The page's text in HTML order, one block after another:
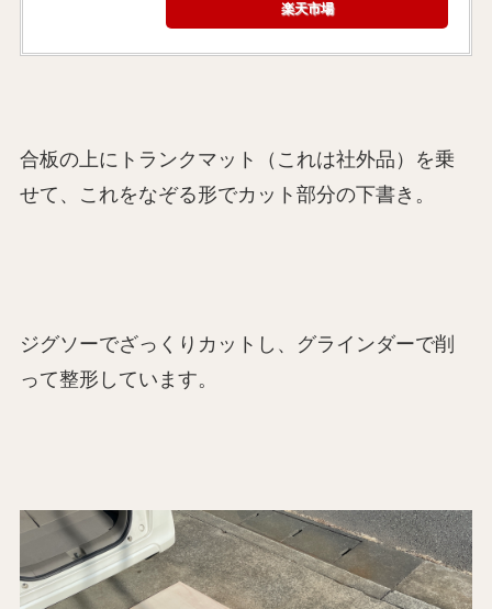
楽天市場
合板の上にトランクマット（これは社外品）を乗
せて、これをなぞる形でカット部分の下書き。
ジグソーでざっくりカットし、グラインダーで削
って整形しています。